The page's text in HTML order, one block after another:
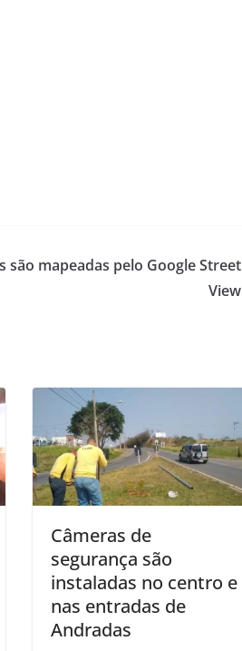
são mapeadas pelo Google Street
View
Câmeras de
segurança são
instaladas no centro e
nas entradas de
Andradas